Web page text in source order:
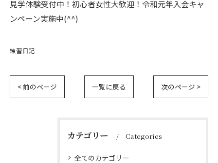
見学体験受付中！初心者女性大歓迎！令和元年入会キャ
ンペーン実施中(^^)
練習日記
< 前のページ 一覧に戻る 次のページ >
カテゴリー Categories
全てのカテゴリー